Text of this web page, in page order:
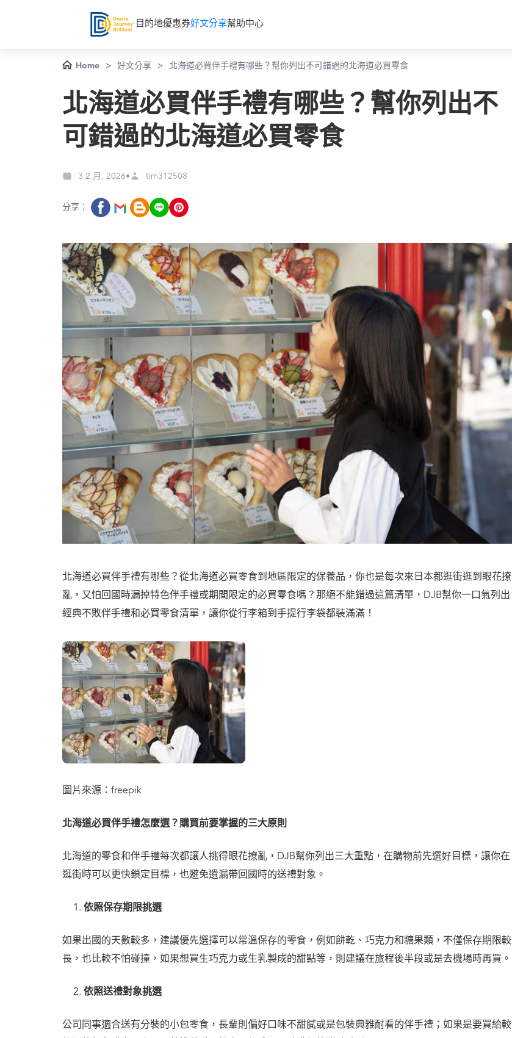
目的地優惠券好文分享幫助中心
Home > 好文分享 > 北海道必買伴手禮有哪些？幫你列出不可錯過的北海道必買零食
北海道必買伴手禮有哪些？幫你列出不
可錯過的北海道必買零食
3 2 月, 2026• tim312508
分享：
北海道必買伴手禮有哪些？從北海道必買零食到地區限定的保養品，你也是每次來日本都逛街逛到眼花撩
亂，又怕回國時漏掉特色伴手禮或期間限定的必買零食嗎？那絕不能錯過這篇清單，DJB幫你一口氣列出
經典不敗伴手禮和必買零食清單，讓你從行李箱到手提行李袋都裝滿滿！
圖片來源：freepik
北海道必買伴手禮怎麼選？購買前要掌握的三大原則
北海道的零食和伴手禮每次都讓人挑得眼花撩亂，DJB幫你列出三大重點，在購物前先選好目標，讓你在
逛街時可以更快鎖定目標，也避免遺漏帶回國時的送禮對象。
依照保存期限挑選
如果出國的天數較多，建議優先選擇可以常溫保存的零食，例如餅乾、巧克力和糖果類，不僅保存期限較
長，也比較不怕碰撞，如果想買生巧克力或生乳製成的甜點等，則建議在旅程後半段或是去機場時再買。
依照送禮對象挑選
公司同事適合送有分裝的小包零食，長輩則偏好口味不甜膩或是包裝典雅耐看的伴手禮；如果是要買給較